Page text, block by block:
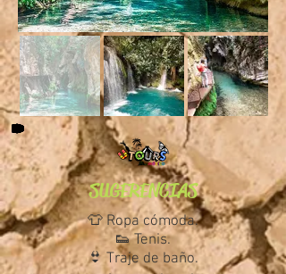
SUGERENCIAS
👕 Ropa cómoda.
👟 Tenis.
👙 Traje de baño.